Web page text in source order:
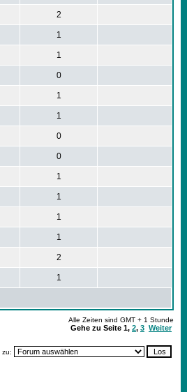
2
1
1
0
1
1
0
0
1
1
1
1
2
1
Alle Zeiten sind GMT + 1 Stunde
Gehe zu Seite 1, 2, 3 Weiter
zu: